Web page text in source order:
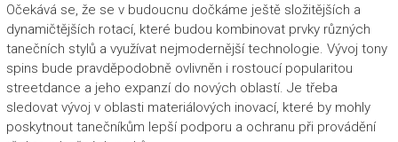
Očekává se, že se v budoucnu dočkáme ještě složitějších a
dynamičtějších rotací, které budou kombinovat prvky různých
tanečních stylů a využívat nejmodernější technologie. Vývoj tony
spins bude pravděpodobně ovlivněn i rostoucí popularitou
streetdance a jeho expanzí do nových oblastí. Je třeba
sledovat vývoj v oblasti materiálových inovací, které by mohly
poskytnout tanečníkům lepší podporu a ochranu při provádění